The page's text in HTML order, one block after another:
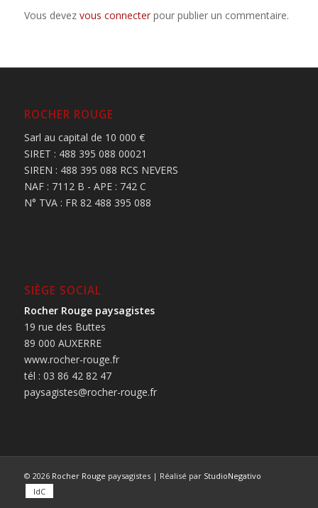
Vous devez vous connecterpour publier un commentaire.
ROCHER ROUGE
Sarl au capital de 10 000 €
SIRET : 488 395 088 00021
SIREN : 488 395 088 RCS NEVERS
NAF : 7112 B - APE : 742 C
N° TVA : FR 82 488 395 088
SIÈGE SOCIAL
Rocher Rouge paysagistes
19 rue des Buttes
89 000 AUXERRE
www.rocher-rouge.fr
tél : 03 86 42 82 47
paysagistes@rocher-rouge.fr
© 2026 Rocher Rouge paysagistes | Réalisé par StudioNegativo
IdC